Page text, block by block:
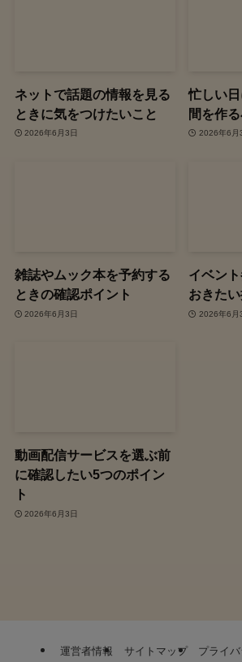
ネットで話題の情報を見る
ときに気をつけたいこと
2026年6月3日
忙しい
間を作
2026年6月
雑誌やムック本を予約する
ときの確認ポイント
2026年6月3日
イベン
おきた
2026年6月
動画配信サービスを選ぶ前
に確認したい5つのポイン
ト
2026年6月3日
運営者情報 サイトマップ プライ